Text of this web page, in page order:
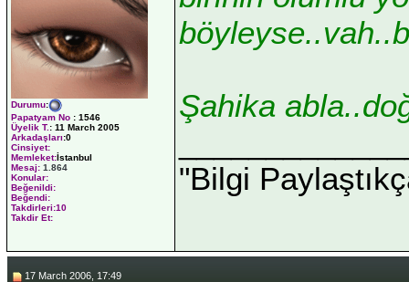
Durumu:
Papatyam No : 1546
Üyelik T.: 11 March 2005
Arkadaşları:0
Cinsiyet:
Memleket:İstanbul
Mesaj: 1.864
Konular:
Beğenildi:
Beğendi:
Takdirleri:10
Takdir Et:
Şahika
"Bilgi
17 March 2006, 17:49